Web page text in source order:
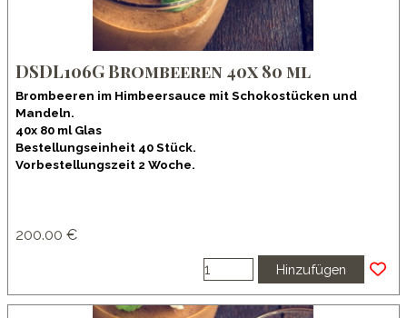
DSDL106G Brombeeren 40x 80 ml
Brombeeren im Himbeersauce mit Schokostücken und
Mandeln.
40x 80 ml Glas
Bestellungseinheit 40 Stück.
Vorbestellungszeit 2 Woche.
200.00 €
Hinzufügen